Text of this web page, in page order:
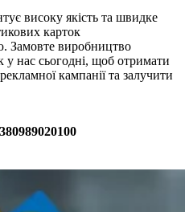
високу якість та швидке
карток
Замовте виробництво
у нас сьогодні, щоб отримати
кампанії та залучити